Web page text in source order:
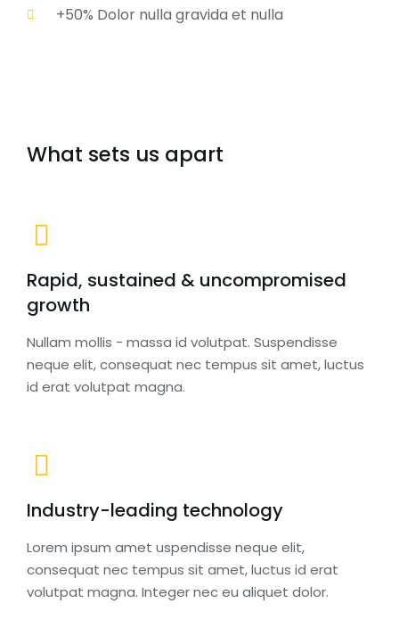
+50% Dolor nulla gravida et nulla
What sets us apart
Rapid, sustained & uncompromised
growth
Nullam mollis - massa id volutpat. Suspendisse
neque elit, consequat nec tempus sit amet, luctus
id erat volutpat magna.
Industry-leading technology
Lorem ipsum amet uspendisse neque elit,
consequat nec tempus sit amet, luctus id erat
volutpat magna. Integer nec eu aliquet dolor.